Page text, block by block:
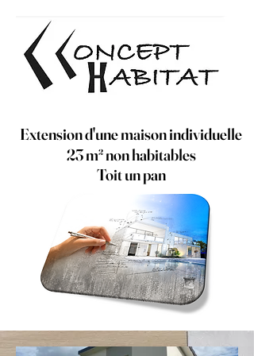
Extension d'une maison individuelle
23 m² non habitables
Toit un pan